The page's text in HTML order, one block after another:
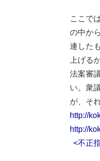
ここで
の中か
連した
上げる
法案審
い。衆
が、そ
http://
http://
<不正